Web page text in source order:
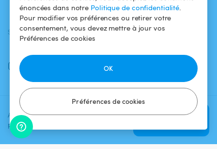
énoncées dans notre Politique de confidentialité.
Pour modifier vos préférences ou retirer votre
consentement, vous devez mettre à jour vos
Préférences de cookies
Préférences de cookies
OK
Ajoutez une date et un créneau
pour voir le prix
Vérifier la
SUIVEZ-NOUS TÉLÉCHARGEZ L'APP